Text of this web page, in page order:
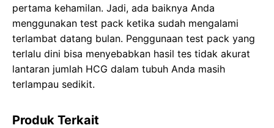
pertama kehamilan. Jadi, ada baiknya Anda
menggunakan test pack ketika sudah mengalami
terlambat datang bulan. Penggunaan test pack yang
terlalu dini bisa menyebabkan hasil tes tidak akurat
lantaran jumlah HCG dalam tubuh Anda masih
terlampau sedikit.
Produk Terkait